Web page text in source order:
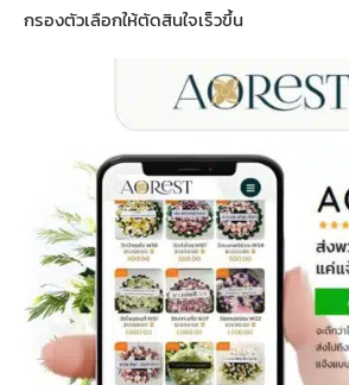
กรองตัวเลือกให้ตัดสินใจเร็วขึ้น